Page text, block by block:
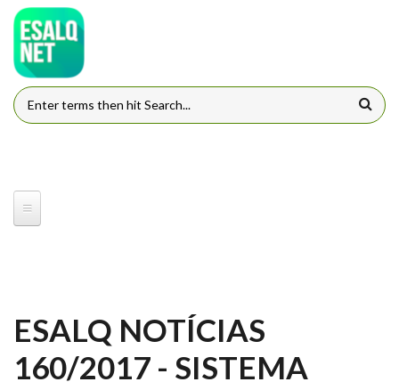
Pular para o conteúdo principal
FORMULÁRIO DE BUSCA
ESALQ NOTÍCIAS
160/2017 - SISTEMA